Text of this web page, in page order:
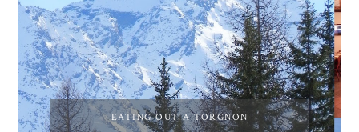
EATING OUT A TORGNON